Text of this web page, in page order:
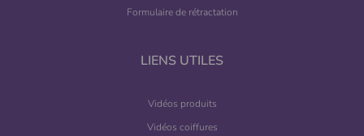
Formulaire de rétractation
LIENS UTILES
Vidéos produits
Vidéos coiffures